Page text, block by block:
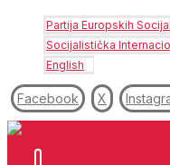
Partija Europskih
Socijalistička
English
Facebook X